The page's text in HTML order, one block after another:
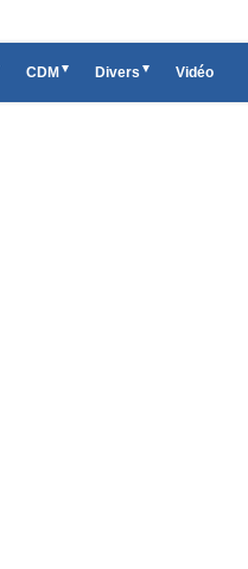
CDM Divers Vidéo